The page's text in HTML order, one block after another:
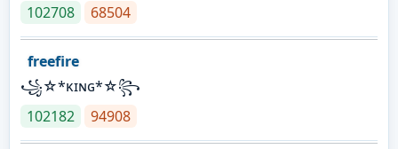
102708
68504
freefire
꧁☆*κɪɴɢ*☆꧂
102182
94908